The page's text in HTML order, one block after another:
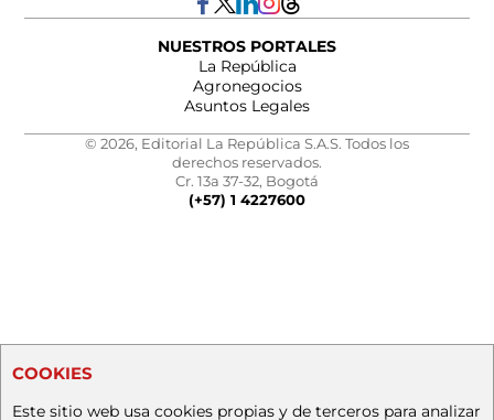
NUESTROS PORTALES
La República
Agronegocios
Asuntos Legales
© 2026, Editorial La República S.A.S. Todos los
derechos reservados.
Cr. 13a 37-32, Bogotá
(+57) 1 4227600
COOKIES
Este sitio web usa cookies propias y de terceros para analizar